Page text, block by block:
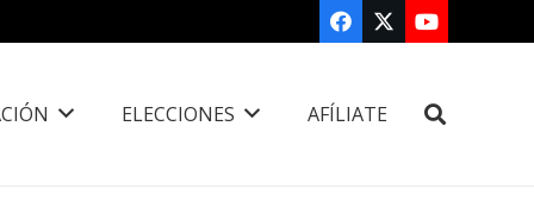
ELECCIONES AFÍLIATE